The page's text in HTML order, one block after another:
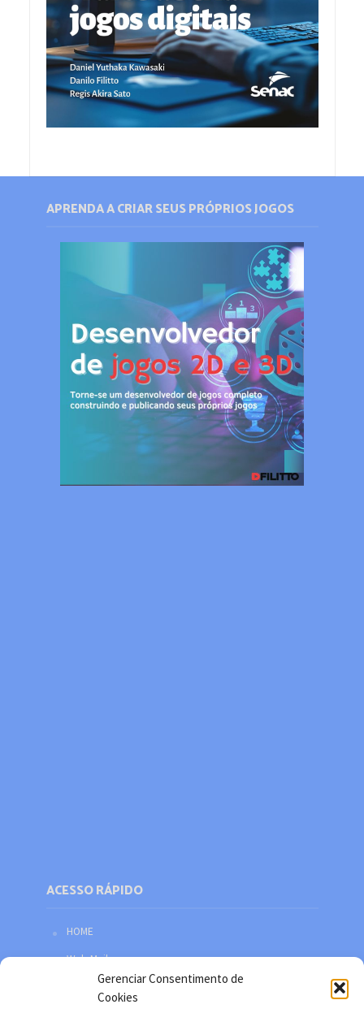
Gerenciar Consentimento de
Cookies
APRENDA A CRIAR SEUS PRÓPRIOS JOGOS
ACESSO RÁPIDO
HOME
Web Mail
Política de privacidade